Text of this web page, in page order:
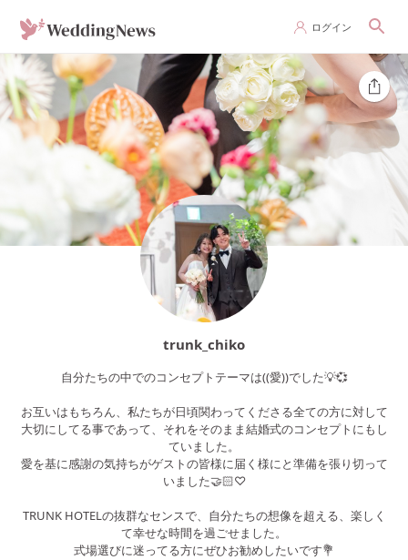
ログイン
trunk_chiko
自分たちの中でのコンセプトテーマは((愛))でした💡💞
お互いはもちろん、私たちが日頃関わってくださる全ての方に対して
大切にしてる事であって、それをそのまま結婚式のコンセプトにもし
ていました。
愛を基に感謝の気持ちがゲストの皆様に届く様にと準備を張り切って
いました🤝🏻♡
TRUNK HOTELの抜群なセンスで、自分たちの想像を超える、楽しく
て幸せな時間を過ごせました。
式場選びに迷ってる方にぜひお勧めしたいです💐